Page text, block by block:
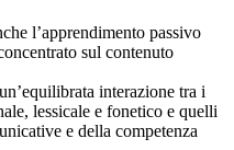
l’apprendimento passivo
sul contenuto
interazione tra i
lessicale e fonetico e quelli
e della competenza